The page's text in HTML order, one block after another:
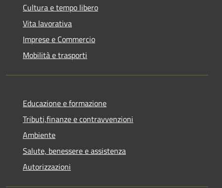
Cultura e tempo libero
Vita lavorativa
Imprese e Commercio
Mobilità e trasporti
Educazione e formazione
Tributi,finanze e contravvenzioni
Ambiente
Salute, benessere e assistenza
Autorizzazioni